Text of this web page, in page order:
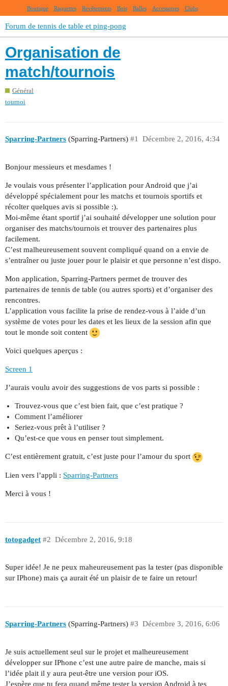
Boutique Raquettes Revêtements Bois Balles Accessoires Clubs
Forum de tennis de table et ping-pong
Organisation de
match/tournois
Général
tournoi
Sparring-Partners (Sparring-Partners) Décembre 2, 2016, 4:34
#1
Bonjour messieurs et mesdames !
Je voulais vous présenter l’application pour Android que j’ai
développé spécialement pour les matchs et tournois sportifs et
récolter quelques avis si possible :).
Moi-même étant sportif j’ai souhaité développer une solution pour
organiser des matchs/tournois et trouver des partenaires plus
facilement.
C’est malheureusement souvent compliqué quand on a envie de
s’entraîner ou juste jouer pour le plaisir et que personne n’est dispo.
Mon application, Sparring-Partners permet de trouver des
partenaires de tennis de table (ou autres sports) et d’organiser des
rencontres.
L’application vous facilite la prise de rendez-vous à l’aide d’un
système de votes pour les dates et les lieux de la session afin que
tout le monde soit content
Voici quelques aperçus :
Screen 1
J’aurais voulu avoir des suggestions de vos parts si possible :
Trouvez-vous que c’est bien fait, que c’est pratique ?
Comment l’améliorer
Seriez-vous prêt à l’utiliser ?
Qu’est-ce que vous en penser tout simplement.
C’est entièrement gratuit, c’est juste pour l’amour du sport
Lien vers l’appli : Sparring-Partners
Merci à vous !
totogadget Décembre 2, 2016, 9:18
#2
Super idée! Je ne peux maheureusement pas la tester (pas disponible
sur IPhone) mais ça aurait été un plaisir de te faire un retour!
Sparring-Partners (Sparring-Partners) Décembre 3, 2016, 6:06
#3
Je suis actuellement seul sur le projet et malheureusement
développer sur IPhone c’est une autre paire de manche, mais si
l’idée plait il y aura peut-être une version pour iOS.
J’espère que tu fera quand même tester la version Android à tes